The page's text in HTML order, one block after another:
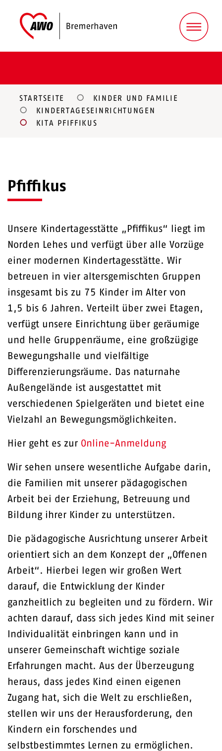
STARTSEITE
KINDER UND FAMILIE
KINDERTAGESEINRICHTUNGEN
KITA PFIFFIKUS
Pfiffikus
Unsere Kindertagesstätte „Pfiffikus“ liegt im
Norden Lehes und verfügt über alle Vorzüge
einer modernen Kindertagesstätte. Wir
betreuen in vier altersgemischten Gruppen
insgesamt bis zu 75 Kinder im Alter von
1,5 bis 6 Jahren. Verteilt über zwei Etagen,
verfügt unsere Einrichtung über geräumige
und helle Gruppenräume, eine großzügige
Bewegungshalle und vielfältige
Differenzierungsräume. Das naturnahe
Außengelände ist ausgestattet mit
verschiedenen Spielgeräten und bietet eine
Vielzahl an Bewegungsmöglichkeiten.
Hier geht es zur Online-Anmeldung
Wir sehen unsere wesentliche Aufgabe darin,
die Familien mit unserer pädagogischen
Arbeit bei der Erziehung, Betreuung und
Bildung ihrer Kinder zu unterstützen.
Die pädagogische Ausrichtung unserer Arbeit
orientiert sich an dem Konzept der „Offenen
Arbeit“. Hierbei legen wir großen Wert
darauf, die Entwicklung der Kinder
ganzheitlich zu begleiten und zu fördern. Wir
achten darauf, dass sich jedes Kind mit seiner
Individualität einbringen kann und in
unserer Gemeinschaft wichtige soziale
Erfahrungen macht. Aus der Überzeugung
heraus, dass jedes Kind einen eigenen
Zugang hat, sich die Welt zu erschließen,
stellen wir uns der Herausforderung, den
Kindern ein forschendes und
selbstbestimmtes Lernen zu ermöglichen.